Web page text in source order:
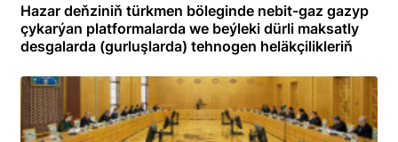
Hazar deňziniň türkmen böleginde nebit-gaz gazyp
çykarýan platformalarda we beýleki dürli maksatly
desgalarda (gurluşlarda) tehnogen heläkçilikleriň
toplumlaýyn türgenleşik okuwy